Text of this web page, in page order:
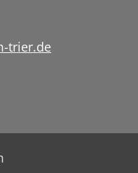
trier.de